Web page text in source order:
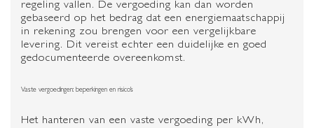
regeling vallen. De vergoeding kan dan worden
gebaseerd op het bedrag dat een energiemaatschappij
in rekening zou brengen voor een vergelijkbare
levering. Dit vereist echter een duidelijke en goed
gedocumenteerde overeenkomst.
Vaste vergoedingen: beperkingen en risico’s
Het hanteren van een vaste vergoeding per kWh,